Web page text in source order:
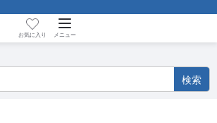
お気に入り メニュー
検索